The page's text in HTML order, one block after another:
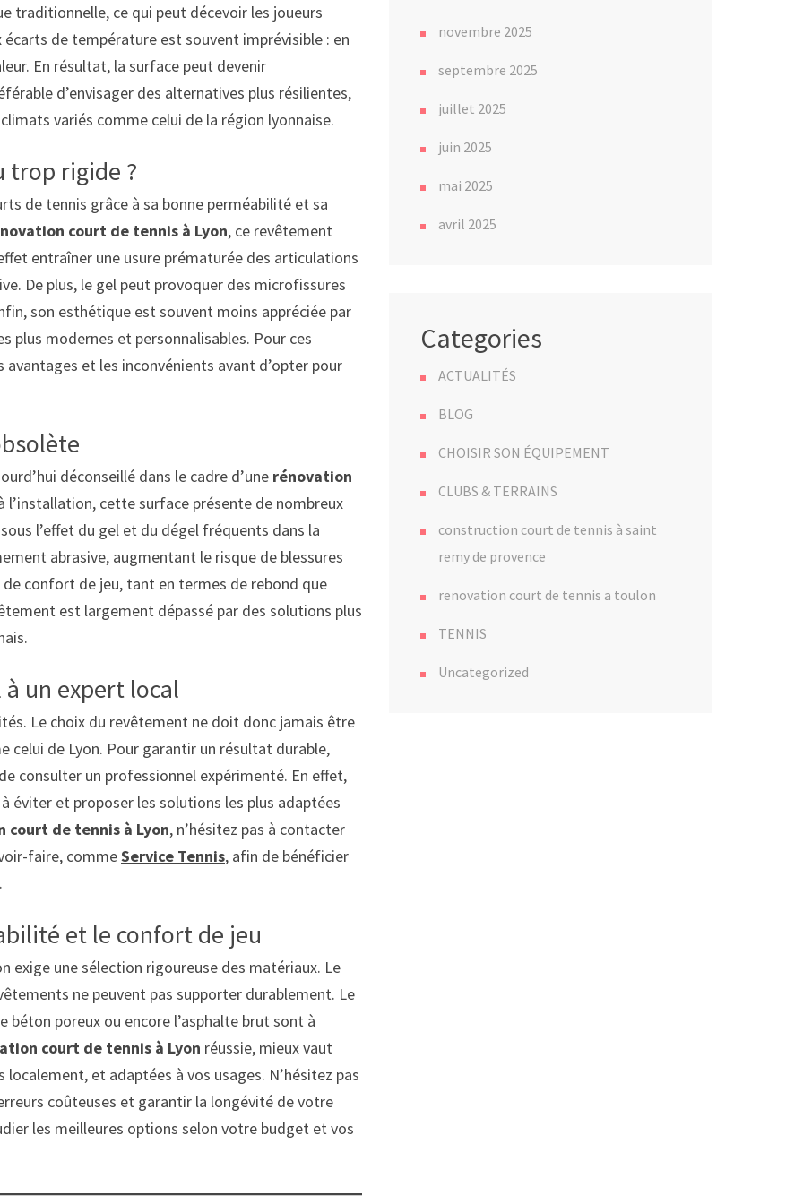
traditionnelle, ce qui peut décevoir les joueurs
de température est souvent imprévisible : en
En résultat, la surface peut devenir
d’envisager des alternatives plus résilientes,
variés comme celui de la région lyonnaise.
trop rigide ?
de tennis grâce à sa bonne perméabilité et sa
court de tennis à Lyon, ce revêtement
entraîner une usure prématurée des articulations
De plus, le gel peut provoquer des microfissures
son esthétique est souvent moins appréciée par
plus modernes et personnalisables. Pour ces
et les inconvénients avant d’opter pour
déconseillé dans le cadre d’une rénovation
l’installation, cette surface présente de nombreux
l’effet du gel et du dégel fréquents dans la
abrasive, augmentant le risque de blessures
de confort de jeu, tant en termes de rebond que
est largement dépassé par des solutions plus
un expert local
Le choix du revêtement ne doit donc jamais être
celui de Lyon. Pour garantir un résultat durable,
consulter un professionnel expérimenté. En effet,
éviter et proposer les solutions les plus adaptées
court de tennis à Lyon, n’hésitez pas à contacter
faire, commeService Tennis, afin de bénéficier
et le confort de jeu
exige une sélection rigoureuse des matériaux. Le
ne peuvent pas supporter durablement. Le
poreux ou encore l’asphalte brut sont à
court de tennis à Lyon réussie, mieux vaut
et adaptées à vos usages. N’hésitez pas
coûteuses et garantir la longévité de votre
les meilleures options selon votre budget et vos
novembre 2025
septembre 2025
juillet 2025
juin 2025
mai 2025
avril 2025
Categories
ACTUALITÉS
BLOG
CHOISIR SON ÉQUIPEMENT
CLUBS & TERRAINS
construction court de tennis à saint
remy de provence
renovation court de tennis a toulon
TENNIS
Uncategorized